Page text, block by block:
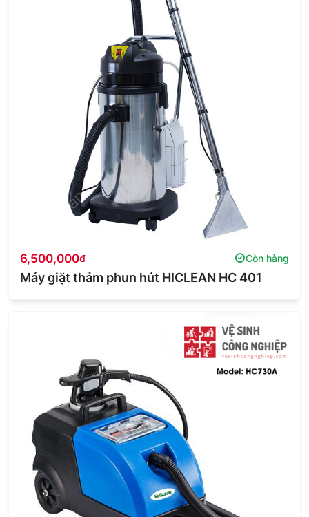
6,500,000đ Còn hàng
Máy giặt thảm phun hút HICLEAN HC 401